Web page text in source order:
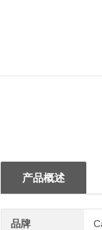
产品概述
品牌